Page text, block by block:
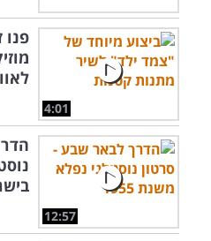
4:01
12:57